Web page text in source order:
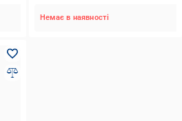
Немає в наявності